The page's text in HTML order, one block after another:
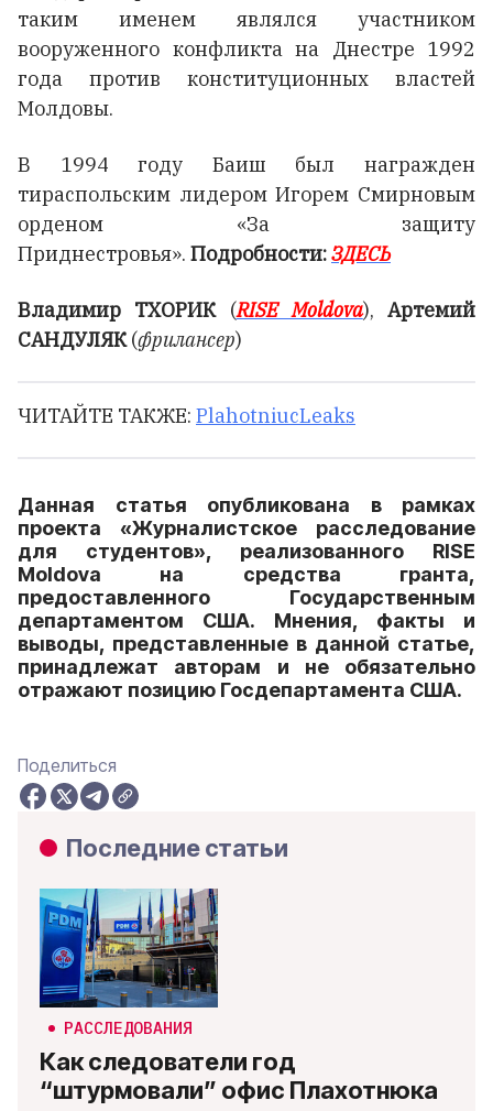
таким именем являлся участником
вооруженного конфликта на Днестре 1992
года против конституционных властей
Молдовы.
В 1994 году Баиш был награжден
тираспольским лидером Игорем Смирновым
орденом «За защиту
Приднестровья». Подробности:ЗДЕСЬ
Владимир ТХОРИК(RISE Moldova), Артемий
САНДУЛЯК(фрилансер)
ЧИТАЙТЕ ТАКЖЕ: PlahotniucLeaks
Данная статья опубликована в рамках
проекта «Журналистское расследование
для студентов», реализованного RISE
Moldova на средства гранта,
предоставленного Государственным
департаментом США. Мнения, факты и
выводы, представленные в данной статье,
принадлежат авторам и не обязательно
отражают позицию Госдепартамента США.
Поделиться
Последние статьи
РАССЛЕДОВАНИЯ
Как следователи год
“штурмовали” офис Плахотнюка